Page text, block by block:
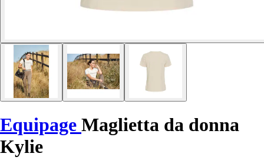
Equipage Maglietta da donna
Kylie